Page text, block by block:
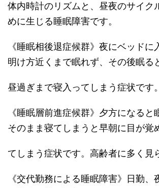
体内時計のリズムと、昼夜のサイク
めに生じる睡眠障害です。
《睡眠相後退症候群》夜にベッドに
明け方近くまで眠れず、その後眠る
昼過ぎまで寝入ってしまう症状です。
《睡眠層前進症候群》夕方になると
そのまま寝てしまうと早朝に目が覚
てしまう症状です。高齢者に多く見
《交代勤務による睡眠障害》日勤、